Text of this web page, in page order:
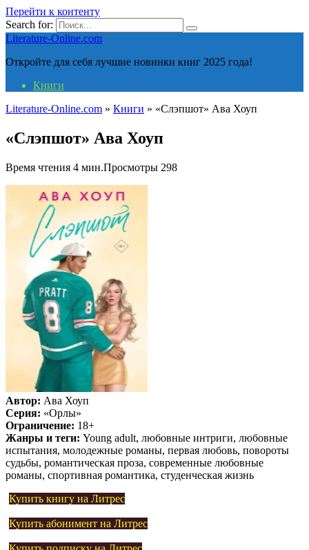
Перейти к контенту
Search for:
Literature-Online.com
Откройте для себя лучшие новинки книг 2025 года!
Книги
Literature-Online.com » Книги » «Слэпшот» Ава Хоуп
«Слэпшот» Ава Хоуп
Время чтения 4 мин.Просмотры 298
Автор: Ава Хоуп
Серия: «Орлы»
Ограничение: 18+
Жанры и теги: Young adult, любовные интриги, любовные
испытания, молодежные романы, первая любовь, повороты
судьбы, романтическая проза, современные любовные
романы, спортивная романтика, студенческая жизнь
Купить книгу на Литрес
Купить абонимент на Литрес